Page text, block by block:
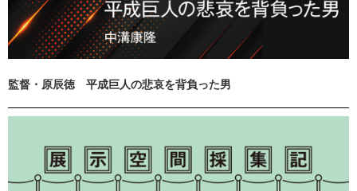
監督・原辰徳 平成巨人の悲哀を背負った男